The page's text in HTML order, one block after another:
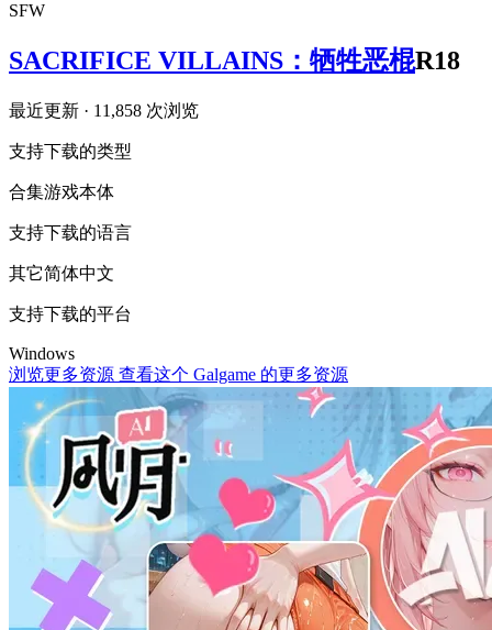
SFW
SACRIFICE VILLAINS：牺牲恶棍R18
最近更新 · 11,858 次浏览
支持下载的类型
合集游戏本体
支持下载的语言
其它简体中文
支持下载的平台
Windows
浏览更多资源 查看这个 Galgame 的更多资源